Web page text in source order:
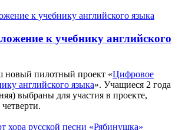
к учебнику английского
новый пилотный проект «Цифровое
английского языка». Учащиеся 2 года
выбраны для участия в проекте,